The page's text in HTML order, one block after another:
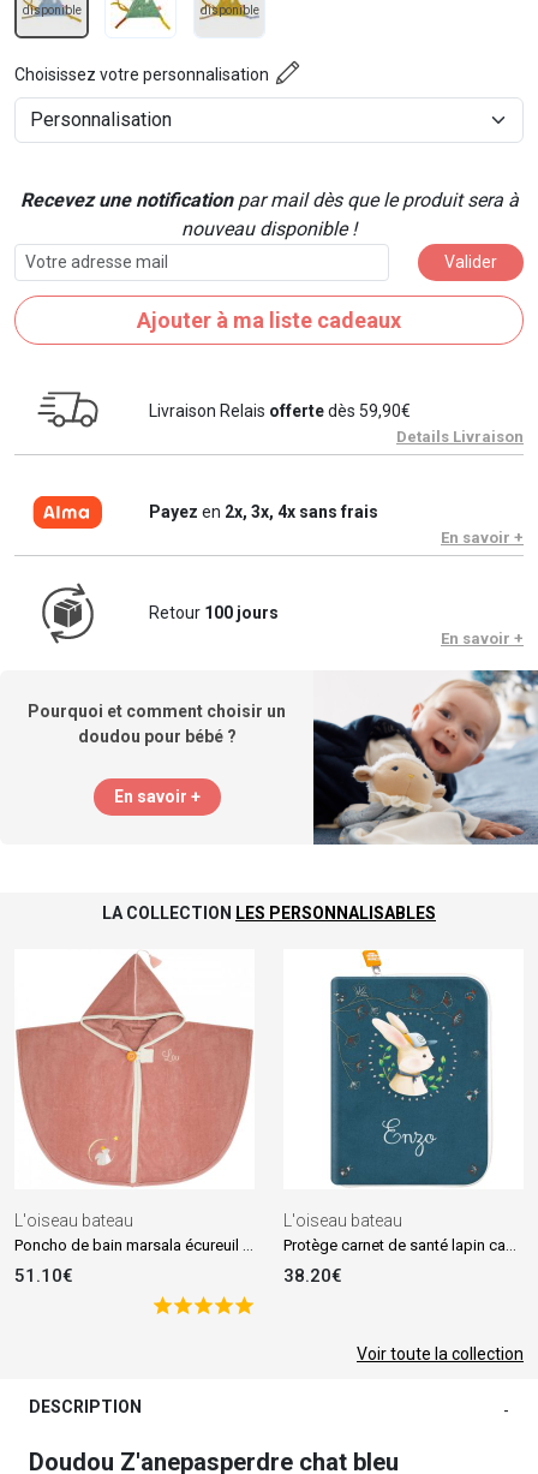
disponible
disponible
Choisissez votre personnalisation
Recevez une notificationpar mail dès que le produit sera à
nouveau disponible !
Valider
Ajouter à ma liste cadeaux
Livraison Relais offertedès 59,90€
Details Livraison
Payez en 2x, 3x, 4x sans frais
En savoir +
Retour 100 jours
En savoir +
Pourquoi et comment choisir un
doudou pour bébé ?
En savoir +
LA COLLECTION LES PERSONNALISABLES
L'oiseau bateau
51.10€
L'oiseau bateau
38.20€
Voir toute la collection
DESCRIPTION -
Doudou Z'anepasperdre chat bleu